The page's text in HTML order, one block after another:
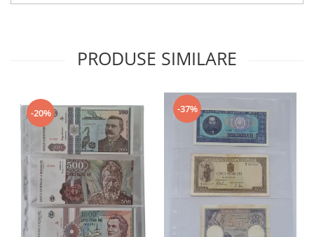
Timbre
Carte Postala / FDC
Alte colectibile
Insigne/Medalii/Decoratii
PRODUSE SIMILARE
-20% -37%